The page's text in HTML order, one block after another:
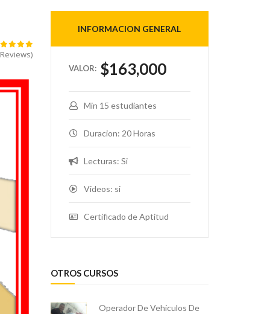
starstarstarstar
INFORMACION GENERAL
$163,000
Min 15 estudiantes
Duracion: 20 Horas
Lecturas: Si
Videos: si
Certificado de Aptitud
OTROS CURSOS
Operador De Vehículos De